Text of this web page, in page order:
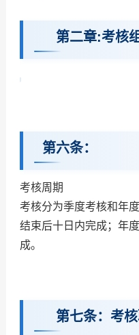
第二章:考核
第六条：
考核周期
考核分为季度考核和年度
结束后十日内完成；年
成。
第七条：考